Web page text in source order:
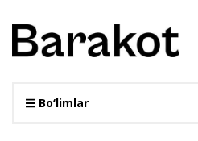
Bo‘limlar